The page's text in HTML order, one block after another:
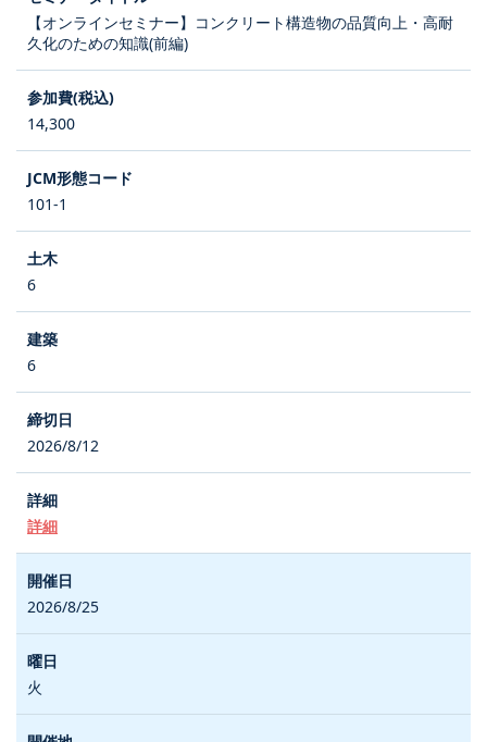
【オンラインセミナー】コンクリート構造物の品質向上・高耐
久化のための知識(前編)
14,300
101-1
6
6
2026/8/12
詳細
2026/8/25
火